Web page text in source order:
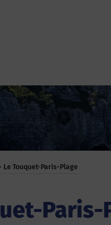
Le Touquet-Paris-Plage
Paris-